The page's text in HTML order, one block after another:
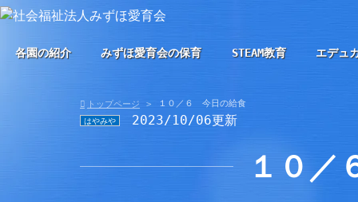
各園の紹介 みずほ愛育会の保育 STEAM教育 エデュ
トップページ １０／６ 今日の給食
はやみや 2023/10/06更新
１０